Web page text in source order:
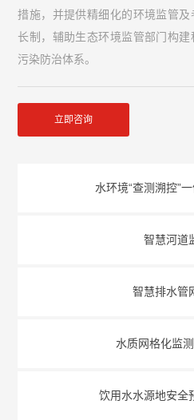
措施，并提供精细化的环境监管
长制，辅助生态环境监管部门构
污染防治体系。
立即咨询
水环境“查测溯控”
智慧河道
智慧排水管
水质网格化监
饮用水水源地安全